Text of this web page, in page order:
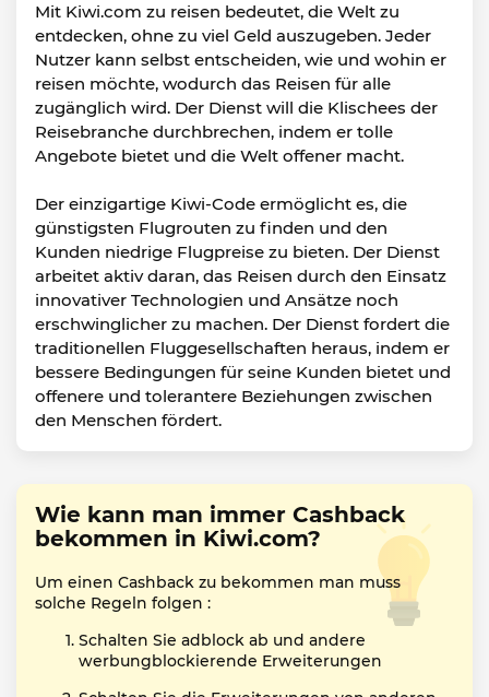
Mit Kiwi.com zu reisen bedeutet, die Welt zu
entdecken, ohne zu viel Geld auszugeben. Jeder
Nutzer kann selbst entscheiden, wie und wohin er
reisen möchte, wodurch das Reisen für alle
zugänglich wird. Der Dienst will die Klischees der
Reisebranche durchbrechen, indem er tolle
Angebote bietet und die Welt offener macht.
Der einzigartige Kiwi-Code ermöglicht es, die
günstigsten Flugrouten zu finden und den
Kunden niedrige Flugpreise zu bieten. Der Dienst
arbeitet aktiv daran, das Reisen durch den Einsatz
innovativer Technologien und Ansätze noch
erschwinglicher zu machen. Der Dienst fordert die
traditionellen Fluggesellschaften heraus, indem er
bessere Bedingungen für seine Kunden bietet und
offenere und tolerantere Beziehungen zwischen
den Menschen fördert.
Wie kann man immer Cashback
bekommen in Kiwi.com?
Um einen Cashback zu bekommen man muss
solche Regeln folgen :
Schalten Sie adblock ab und andere
werbungblockierende Erweiterungen